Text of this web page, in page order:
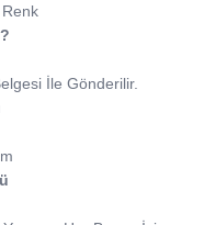
İle Gönderilir.